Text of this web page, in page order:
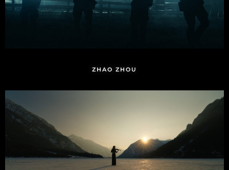
ZHAO ZHOU